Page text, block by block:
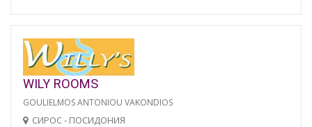
WILY ROOMS
GOULIELMOS ANTONIOU VAKONDIOS
СИРОС - ПОСИДОНИЯ